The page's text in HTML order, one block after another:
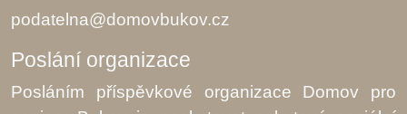
podatelna@domovbukov.cz
Poslání organizace
Posláním příspěvkové organizace Domov pro